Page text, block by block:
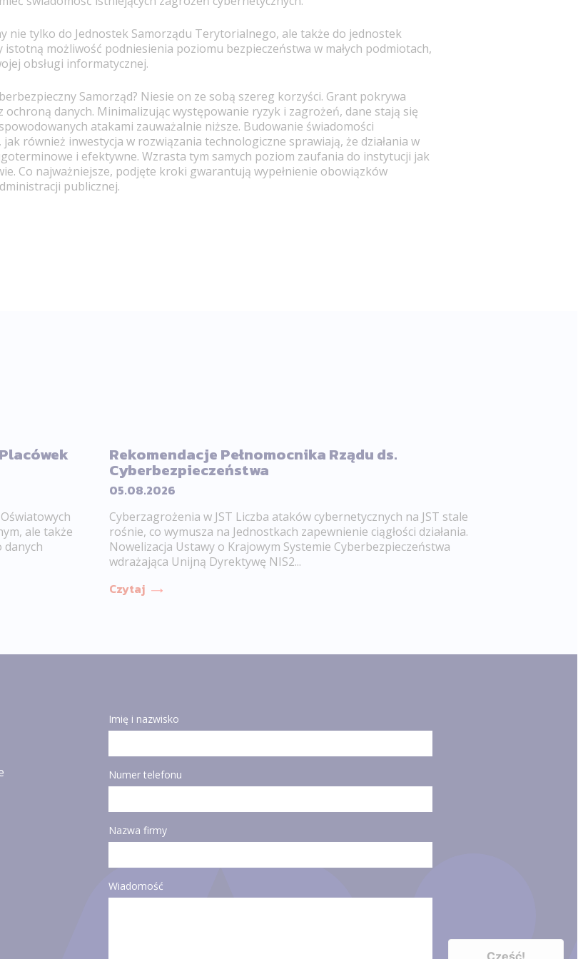
nie tylko do Jednostek Samorządu Terytorialnego, ale także do jednostek
istotną możliwość podniesienia poziomu bezpieczeństwa w małych podmiotach,
obsługi informatycznej.
Samorząd? Niesie on ze sobą szereg korzyści. Grant pokrywa
ochroną danych. Minimalizując występowanie ryzyk i zagrożeń, dane stają się
atakami zauważalnie niższe. Budowanie świadomości
również inwestycja w rozwiązania technologiczne sprawiają, że działania w
i efektywne. Wzrasta tym samych poziom zaufania do instytucji jak
Co najważniejsze, podjęte kroki gwarantują wypełnienie obowiązków
publicznej.
ale także
danych
Rekomendacje Pełnomocnika Rządu ds.
Cyberbezpieczeństwa
05.08.2026
Cyberzagrożenia w JST Liczba ataków cybernetycznych na JST stale
rośnie, co wymusza na Jednostkach zapewnienie ciągłości działania.
Nowelizacja Ustawy o Krajowym Systemie Cyberbezpieczeństwa
wdrażająca Unijną Dyrektywę NIS2...
Czytaj
Imię i nazwisko
Numer telefonu
Nazwa firmy
Wiadomość